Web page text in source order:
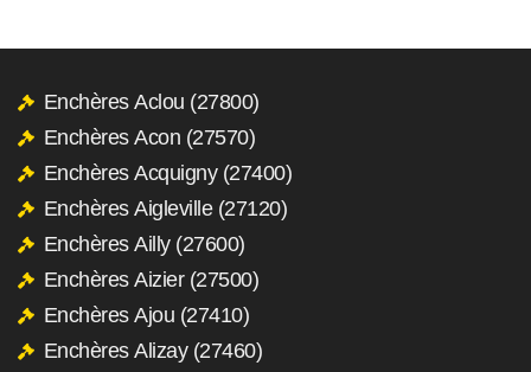
Enchères Aclou (27800)
Enchères Acon (27570)
Enchères Acquigny (27400)
Enchères Aigleville (27120)
Enchères Ailly (27600)
Enchères Aizier (27500)
Enchères Ajou (27410)
Enchères Alizay (27460)